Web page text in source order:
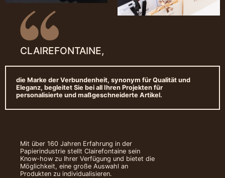
CLAIREFONTAINE,
die Marke der Verbundenheit, synonym für Qualität und
Eleganz, begleitet Sie bei all Ihren Projekten für
personalisierte und maßgeschneiderte Artikel.
Mit über 160 Jahren Erfahrung in der
Papierindustrie stellt Clairefontaine sein
Know-how zu Ihrer Verfügung und bietet die
Möglichkeit, eine große Auswahl an
Produkten zu individualisieren.